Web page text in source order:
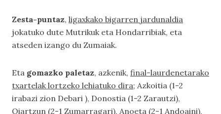
Zesta-puntaz, ligaxkako bigarren jardunaldia
jokatuko dute Mutrikuk eta Hondarribiak, eta
atseden izango du Zumaiak.
Eta gomazko paletaz, azkenik, final-laurdenetarako
txartelak lortzeko lehiatuko dira; Azkoitia (1-2
irabazi zion Debari ), Donostia (1-2 Zarautzi),
Oiartzun (2-1 Zumarragari), Anoeta (2-1 Andoaini),